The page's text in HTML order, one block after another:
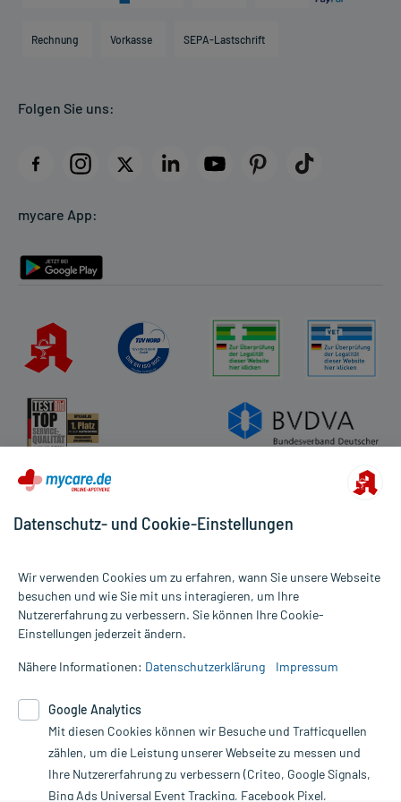
Direktabrechnung PKV
AGB
Datenschutz
Rückgabe/Widerruf
Rechnung Vorkasse SEPA-Lastschrift
Folgen Sie uns:
mycare App:
Alle Preise gelten inkl. MwSt., ggf. zzgl. Versandkosten
Informationen auf dieser Website werden ausschließlich für
die Untersuchung und Behandlung durch einen Arzt. Bitte
Therapien eingeleitet werden können. | Diese Webseite benutzt
Google Analytics. Lesen Sie bitte dazu die wichtigen Hinweise in
unserer Datenschutzerklärung. Für den Widerruf einer Bestellung
nutzen Sie das Formular:
Datenschutz- und Cookie-Einstellungen
Wir verwenden Cookies um zu erfahren, wann Sie unsere Webseite
besuchen und wie Sie mit uns interagieren, um Ihre
Nutzererfahrung zu verbessern. Sie können Ihre Cookie-
Einstellungen jederzeit ändern.
Nähere Informationen: Datenschutzerklärung Impressum
Google Analytics
Mit diesen Cookies können wir Besuche und Trafficquellen
zählen, um die Leistung unserer Webseite zu messen und
Ihre Nutzererfahrung zu verbessern (Criteo, Google Signals,
Bing Ads Universal Event Tracking, Facebook Pixel,